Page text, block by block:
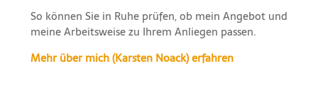
So können Sie in Ruhe prüfen, ob mein Angebot und
meine Arbeitsweise zu Ihrem Anliegen passen.
Mehr über mich (Karsten Noack) erfahren